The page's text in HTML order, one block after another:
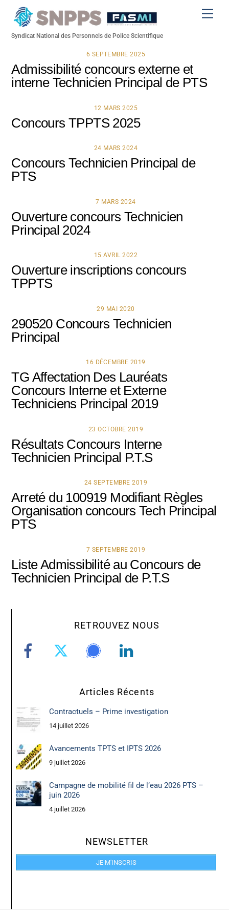
Syndicat National des Personnels de Police Scientifique
6 SEPTEMBRE 2025
Admissibilité concours externe et
interne Technicien Principal de PTS
12 MARS 2025
Concours TPPTS 2025
24 MARS 2024
Concours Technicien Principal de
PTS
7 MARS 2024
Ouverture concours Technicien
Principal 2024
15 AVRIL 2022
Ouverture inscriptions concours
TPPTS
29 MAI 2020
290520 Concours Technicien
Principal
16 DÉCEMBRE 2019
TG Affectation Des Lauréats
Concours Interne et Externe
Techniciens Principal 2019
23 OCTOBRE 2019
Résultats Concours Interne
Technicien Principal P.T.S
24 SEPTEMBRE 2019
Arreté du 100919 Modifiant Règles
Organisation concours Tech Principal
PTS
7 SEPTEMBRE 2019
Liste Admissibilité au Concours de
Technicien Principal de P.T.S
RETROUVEZ NOUS
Articles Récents
Contractuels – Prime investigation
14 juillet 2026
Avancements TPTS et IPTS 2026
9 juillet 2026
Campagne de mobilité fil de l’eau 2026 PTS –
juin 2026
4 juillet 2026
NEWSLETTER
JE M'INSCRIS